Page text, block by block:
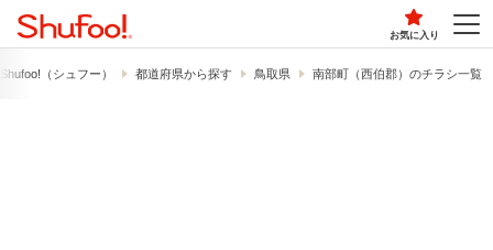
お気に入り
（シュフー） 都道府県から探す 鳥取県 南部町（西伯郡）のチラシ一覧